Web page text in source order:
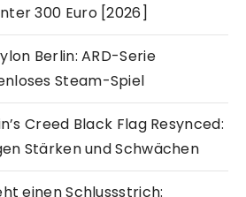
300 Euro [2026]
Berlin: ARD-Serie
Steam-Spiel
Creed Black Flag Resynced:
Stärken und Schwächen
einen Schlussstrich: